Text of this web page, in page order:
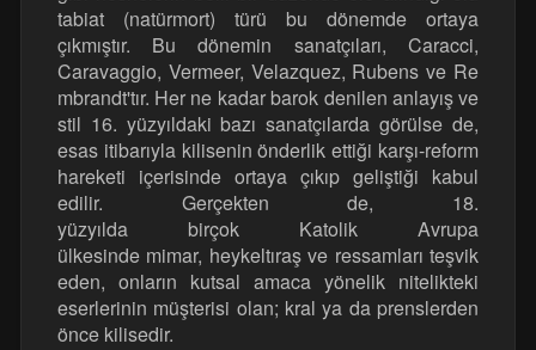
tabiat (natürmort) türü bu dönemde ortaya
çıkmıştır. Bu dönemin sanatçıları, Caracci,
Caravaggio, Vermeer, Velazquez, Rubens ve Re
mbrandt'tır. Her ne kadar barok denilen anlayış ve
stil 16. yüzyıldaki bazı sanatçılarda görülse de,
esas itibarıyla kilisenin önderlik ettiği karşı-reform
hareketi içerisinde ortaya çıkıp geliştiği kabul
edilir. Gerçekten de, 18.
yüzyılda birçok Katolik Avrupa
ülkesinde mimar, heykeltıraş ve ressamları teşvik
eden, onların kutsal amaca yönelik nitelikteki
eserlerinin müşterisi olan; kral ya da prenslerden
önce kilisedir.